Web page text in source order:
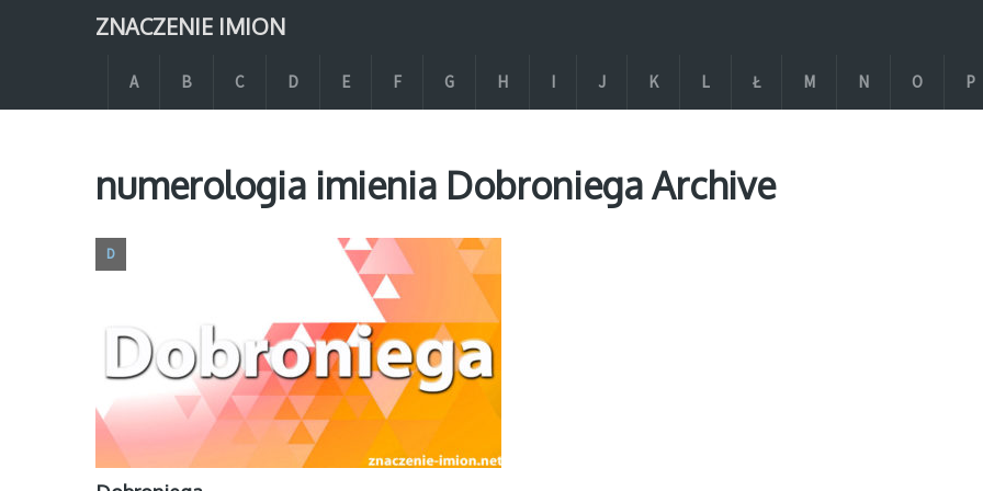
ZNACZENIE IMION
A B C D E F G H I J K L Ł M N O P
numerologia imienia Dobroniega Archive
D